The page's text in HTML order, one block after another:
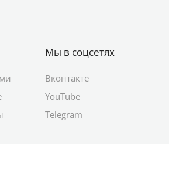
Мы в соцсетях
Вконтакте
YouTube
Telegram